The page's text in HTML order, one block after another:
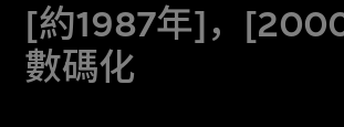
[約1987年]，
數碼化